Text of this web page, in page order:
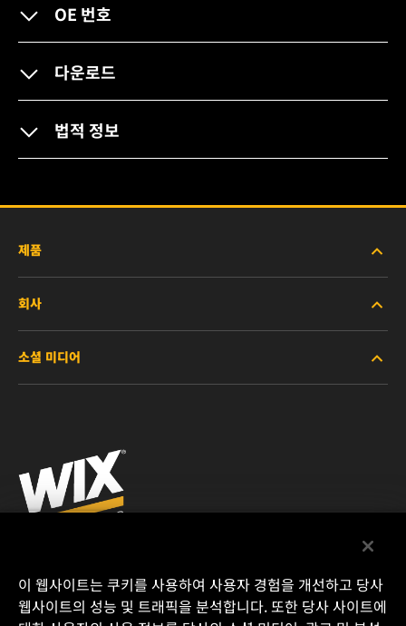
OE 번호
다운로드
법적 정보
제품
중장비용
승용 및 트럭용
레이싱용
회사
회사소개
연락처
채용 문의
법적 고지
소셜 미디어
Instagram
77-1 Donghwagongdan-ro
이 웹사이트는 쿠키를 사용하여 사용자 경험을 개선하고 당사
웹사이트의 성능 및 트래픽을 분석합니다. 또한 당사 사이트에